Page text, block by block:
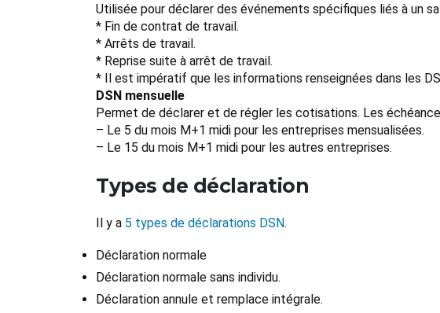
Utilisée pour déclarer des événements spécifiques liés à un
* Fin de contrat de travail.
* Arrêts de travail.
* Reprise suite à arrêt de travail.
* Il est impératif que les informations renseignées dans les
DSN mensuelle
Permet de déclarer et de régler les cotisations. Les
– Le 5 du mois M+1 midi pour les entreprises mensualisées.
– Le 15 du mois M+1 midi pour les autres entreprises.
Types de déclaration
Il y a 5 types de déclarations DSN.
Déclaration normale
Déclaration normale sans individu.
Déclaration annule et remplace intégrale.